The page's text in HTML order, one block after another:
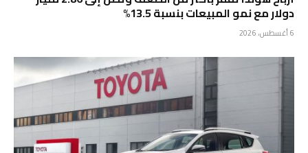
دولار مع نمو المبيعات بنسبة 13.5%
6 أغسطس، 2026